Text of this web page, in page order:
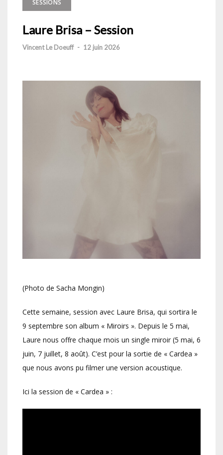
SESSIONS
Laure Brisa – Session
Vincent Le Doeuff - 12 juin 2026
(Photo de Sacha Mongin)
Cette semaine, session avec Laure Brisa, qui sortira le
9 septembre son album « Miroirs ». Depuis le 5 mai,
Laure nous offre chaque mois un single miroir (5 mai, 6
juin, 7 juillet, 8 août). C’est pour la sortie de « Cardea »
que nous avons pu filmer une version acoustique.
Ici la session de « Cardea » :